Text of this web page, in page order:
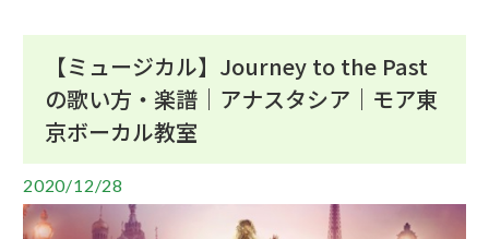
【ミュージカル】Journey to the Past
の歌い方・楽譜｜アナスタシア｜モア東
京ボーカル教室
2020/12/28